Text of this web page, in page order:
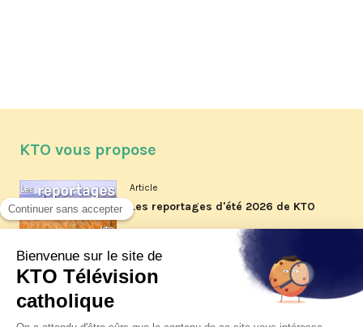
KTO vous propose
Article
Les reportages d'été 2026 de KTO
Article
La visite pastorale du pape Léon
XIV à Assise à suivre sur KTO le